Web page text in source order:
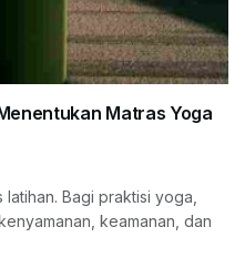
Matras Yoga
Bagi praktisi yoga,
keamanan, dan